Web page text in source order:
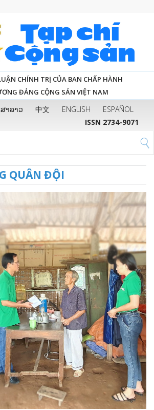
CHÍNH TRỊ CỦA BAN CHẤP HÀNH
ĐẢNG CỘNG SẢN VIỆT NAM
າລາວ 中文 ENGLISH
ESPAÑOL
ISSN 2734-9071
QUÂN ĐỘI